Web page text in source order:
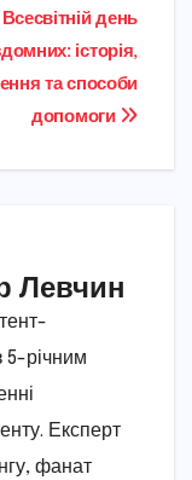
Всесвітній день
історія,
та способи
допомоги
Левчин
5-річним
Експерт
фанат